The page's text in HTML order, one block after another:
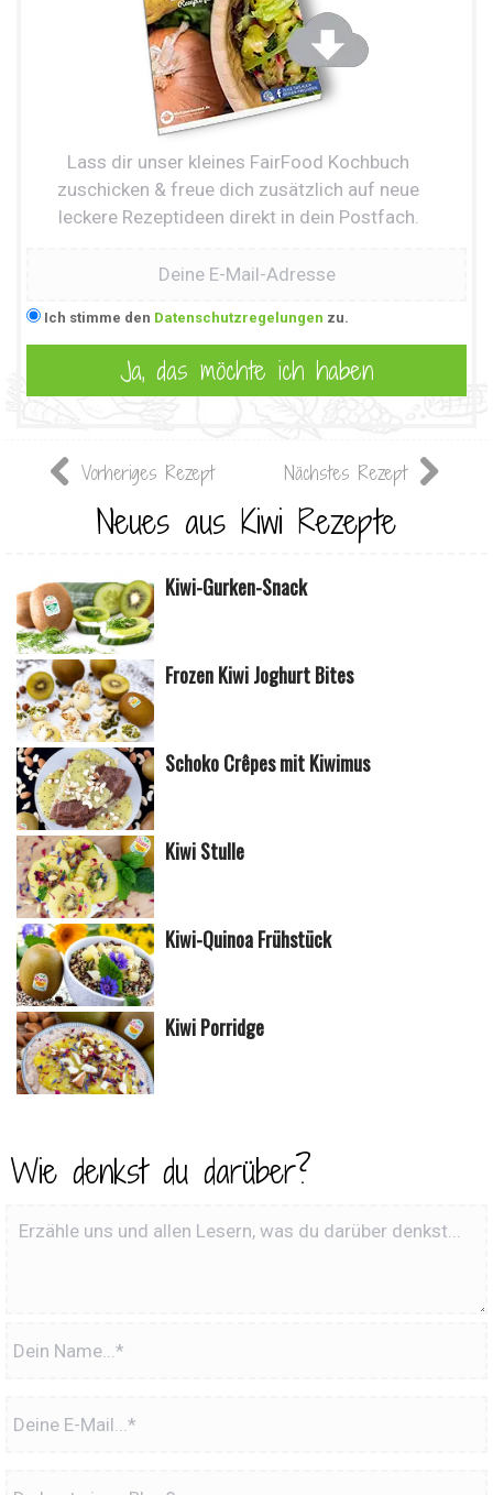
Lass dir unser kleines FairFood Kochbuch
zuschicken & freue dich zusätzlich auf neue
leckere Rezeptideen direkt in dein Postfach.
Ich stimme den Datenschutzregelungen zu.
Vorheriges Rezept Nächstes Rezept
Neues aus Kiwi Rezepte
Kiwi-Gurken-Snack
Frozen Kiwi Joghurt Bites
Schoko Crêpes mit Kiwimus
Kiwi Stulle
Kiwi-Quinoa Frühstück
Kiwi Porridge
Wie denkst du darüber?